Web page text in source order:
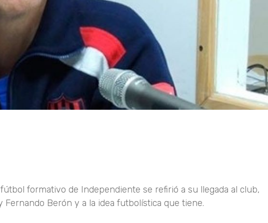
formativo de Independiente se refirió a su llegada al club,
Berón y a la idea futbolística que tiene.